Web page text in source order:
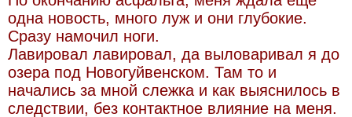
одна новость, много луж и они глубокие.
Сразу намочил ноги.
Лавировал лавировал, да выловаривал я до
озера под Новогуйвенском. Там то и
начались за мной слежка и как выяснилось в
следствии, без контактное влияние на меня.